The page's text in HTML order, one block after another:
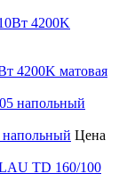
4200K матовая
Цена